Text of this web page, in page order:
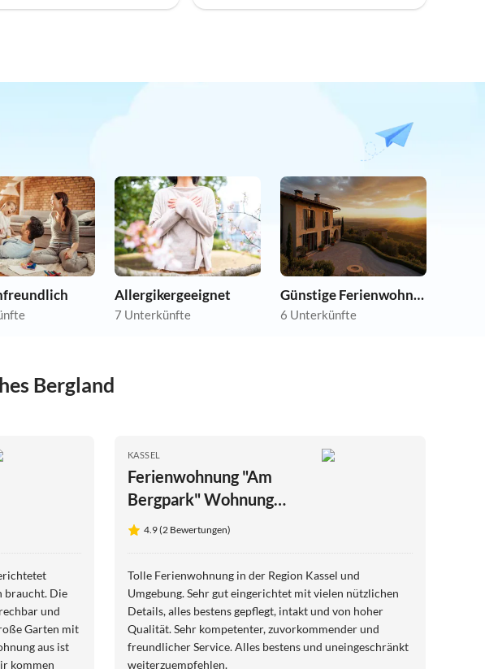
Allergikergeeignet
7 Unterkünfte
Günstige Ferienwohnungen
6 Unterkünfte
Bergland
braucht. Die
und
Garten mit
aus ist
kommen
KASSEL
Ferienwohnung "Am
Bergpark" Wohnung
Löwenburg
4.9 (2 Bewertungen)
Tolle Ferienwohnung in der Region Kassel und
Umgebung. Sehr gut eingerichtet mit vielen nützlichen
Details, alles bestens gepflegt, intakt und von hoher
Qualität. Sehr kompetenter, zuvorkommender und
freundlicher Service. Alles bestens und uneingeschränkt
weiterzuempfehlen.